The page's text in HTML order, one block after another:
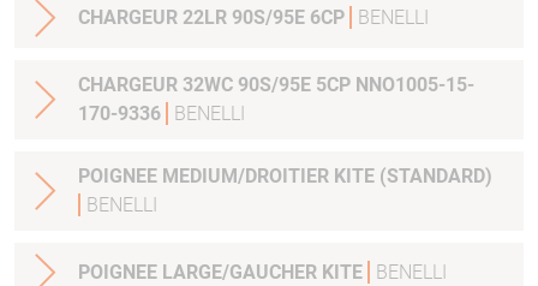
CHARGEUR 22LR 90S/95E 6CP BENELLI
CHARGEUR 32WC 90S/95E 5CP NNO1005-15-
170-9336
BENELLI
POIGNEE MEDIUM/DROITIER KITE (STANDARD)
BENELLI
POIGNEE LARGE/GAUCHER KITE BENELLI